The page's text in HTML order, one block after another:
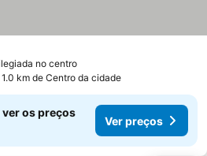
no centroVer preços
1.0 km de Centro da cidade
ver os preços
Ver preços